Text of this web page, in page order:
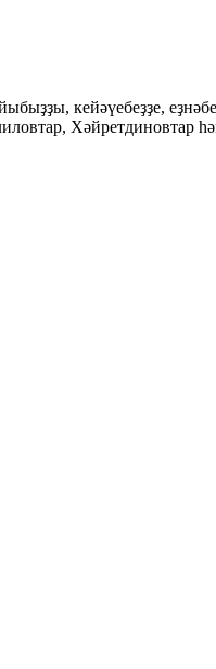
кейәүебеҙҙе,
Хәйретдиновтар